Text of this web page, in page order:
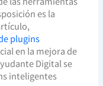
es la
plugins
en la mejora de
Digital se
inteligentes